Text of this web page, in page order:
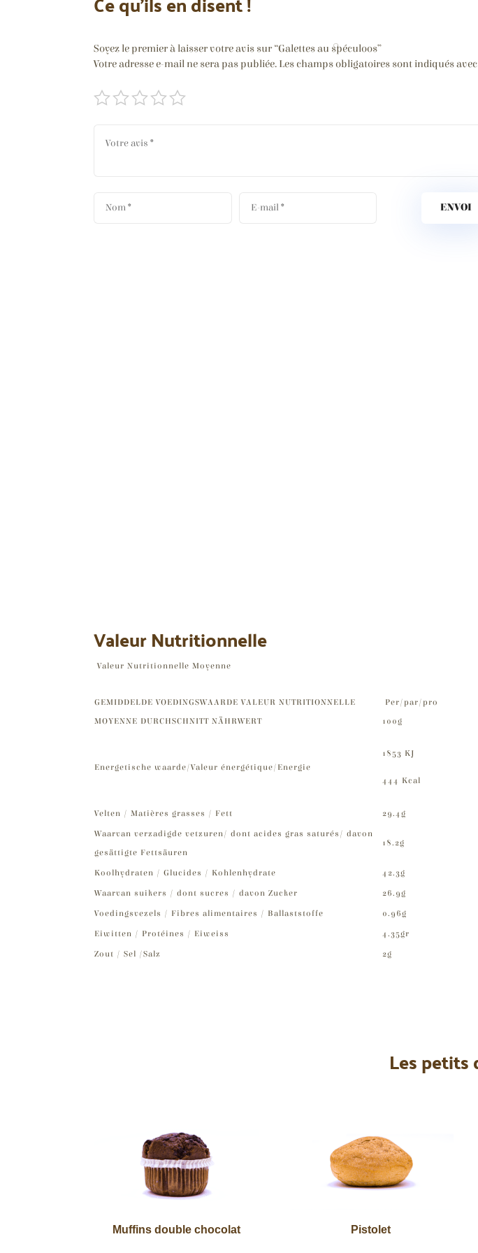
Soyez le premier à laisser votre avis sur “Galettes au spéculoos”
Votre adresse e-mail ne sera pas publiée. Les champs obligatoires sont indiqués
ENVOI
Valeur Nutritionnelle
Valeur Nutritionnelle Moyenne
GEMIDDELDE VOEDINGSWAARDE VALEUR NUTRITIONNELLE
MOYENNE DURCHSCHNITT NÄHRWERT
Per/par/pro
100g
Energetische waarde/Valeur énergétique/Energie
1853 KJ
444 Kcal
Velten / Matières grasses / Fett 29.4g
Waarvan verzadigde vetzuren/ dont acides gras saturés/ davon
gesättigte Fettsäuren
18.2g
Koolhydraten / Glucides / Kohlenhydrate 42.3g
Waarvan suikers / dont sucres / davon Zucker 26.9g
Voedingsvezels / Fibres alimentaires / Ballaststoffe 0.96g
Eiwitten / Protéines / Eiweiss 4.35gr
Zout / Sel /Salz 2g
Les petits
Muffins double chocolat Pistolet